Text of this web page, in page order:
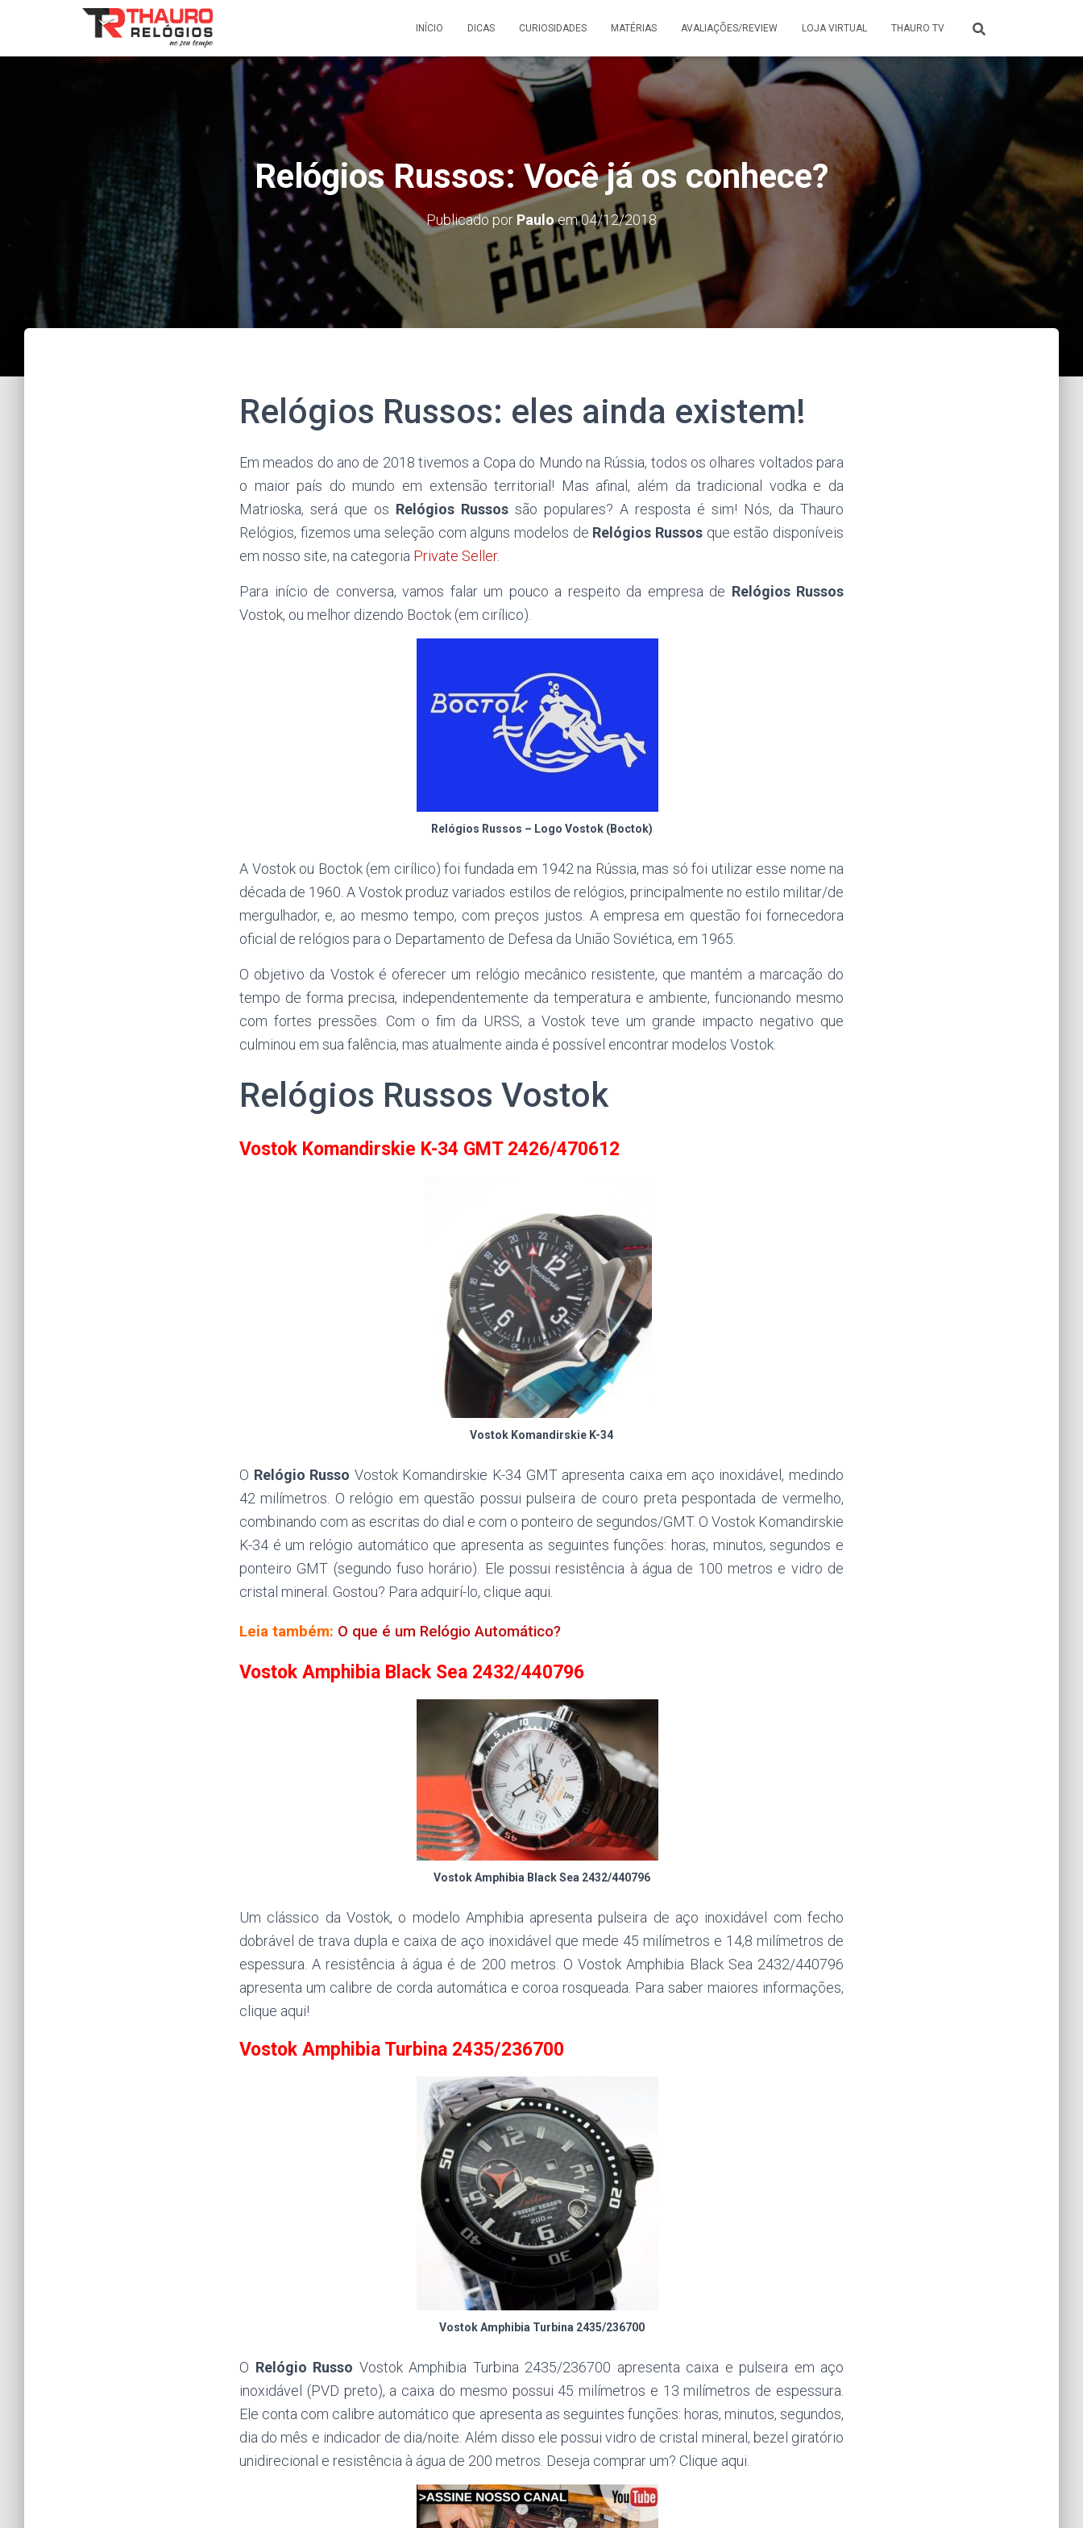
INÍCIO DICAS CURIOSIDADES MATÉRIAS AVALIAÇÕES/REVIEW LOJA VIRTUAL THAURO TV
Relógios Russos: Você já os conhece?
Publicado por Pauloem04/12/2018
Relógios Russos: eles ainda existem!
Em meados do ano de 2018 tivemos a Copa do Mundo na Rússia, todos os olhares voltados para
o maior país do mundo em extensão territorial! Mas afinal, além da tradicional vodka e da
Matrioska, será que os Relógios Russos são populares? A resposta é sim! Nós, da Thauro
Relógios, fizemos uma seleção com alguns modelos de Relógios Russos que estão disponíveis
em nosso site, na categoria Private Seller.
Para início de conversa, vamos falar um pouco a respeito da empresa de Relógios Russos
Vostok, ou melhor dizendo Boctok (em cirílico).
Relógios Russos – Logo Vostok (Boctok)
A Vostok ou Boctok (em cirílico) foi fundada em 1942 na Rússia, mas só foi utilizar esse nome na
década de 1960. A Vostok produz variados estilos de relógios, principalmente no estilo militar/de
mergulhador, e, ao mesmo tempo, com preços justos. A empresa em questão foi fornecedora
oficial de relógios para o Departamento de Defesa da União Soviética, em 1965.
O objetivo da Vostok é oferecer um relógio mecânico resistente, que mantém a marcação do
tempo de forma precisa, independentemente da temperatura e ambiente, funcionando mesmo
com fortes pressões. Com o fim da URSS, a Vostok teve um grande impacto negativo que
culminou em sua falência, mas atualmente ainda é possível encontrar modelos Vostok.
Relógios Russos Vostok
Vostok Komandirskie K-34 GMT 2426/470612
Vostok Komandirskie K-34
O Relógio Russo Vostok Komandirskie K-34 GMT apresenta caixa em aço inoxidável, medindo
42 milímetros. O relógio em questão possui pulseira de couro preta pespontada de vermelho,
combinando com as escritas do dial e com o ponteiro de segundos/GMT. O Vostok Komandirskie
K-34 é um relógio automático que apresenta as seguintes funções: horas, minutos, segundos e
ponteiro GMT (segundo fuso horário). Ele possui resistência à água de 100 metros e vidro de
cristal mineral. Gostou? Para adquirí-lo, clique aqui.
Leia também: O que é um Relógio Automático?
Vostok Amphibia Black Sea 2432/440796
Vostok Amphibia Black Sea 2432/440796
Um clássico da Vostok, o modelo Amphibia apresenta pulseira de aço inoxidável com fecho
dobrável de trava dupla e caixa de aço inoxidável que mede 45 milímetros e 14,8 milímetros de
espessura. A resistência à água é de 200 metros. O Vostok Amphibia Black Sea 2432/440796
apresenta um calibre de corda automática e coroa rosqueada. Para saber maiores informações,
clique aqui!
Vostok Amphibia Turbina 2435/236700
Vostok Amphibia Turbina 2435/236700
O Relógio Russo Vostok Amphibia Turbina 2435/236700 apresenta caixa e pulseira em aço
inoxidável (PVD preto), a caixa do mesmo possui 45 milímetros e 13 milímetros de espessura.
Ele conta com calibre automático que apresenta as seguintes funções: horas, minutos, segundos,
dia do mês e indicador de dia/noite. Além disso ele possui vidro de cristal mineral, bezel giratório
unidirecional e resistência à água de 200 metros. Deseja comprar um? Clique aqui.